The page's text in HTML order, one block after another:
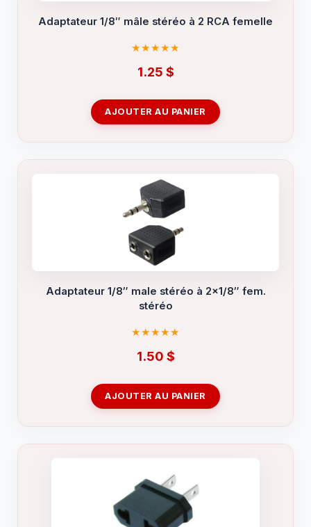
Adaptateur 1/8″ mâle stéréo à 2 RCA femelle
1.25 $
AJOUTER AU PANIER
Adaptateur 1/8″ male stéréo à 2×1/8″ fem.
stéréo
1.50 $
AJOUTER AU PANIER